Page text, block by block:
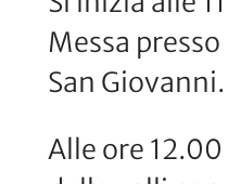
Messa
San Giovanni.
Alle ore